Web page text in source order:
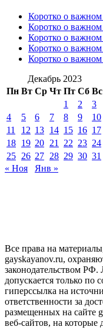
Коротко о
Коротко о важном
Коротко о важном
Коротко о важном
Коротко о важном
Декабрь 2023
Пн Вт Ср Чт Пт Сб Вс
1
2
3
4
5 6 7 8 9
10
11
12 13 14 15 16 17
18 19 20 21 22 23 24
25 26 27 28 29 30 31
« Ноя
Янв »
Все права на
gayskayanov.ru,
законодательством РФ.
допускается только по
гиперссылка на
ответственности за
размещенных на сайте
веб-сайтов, на